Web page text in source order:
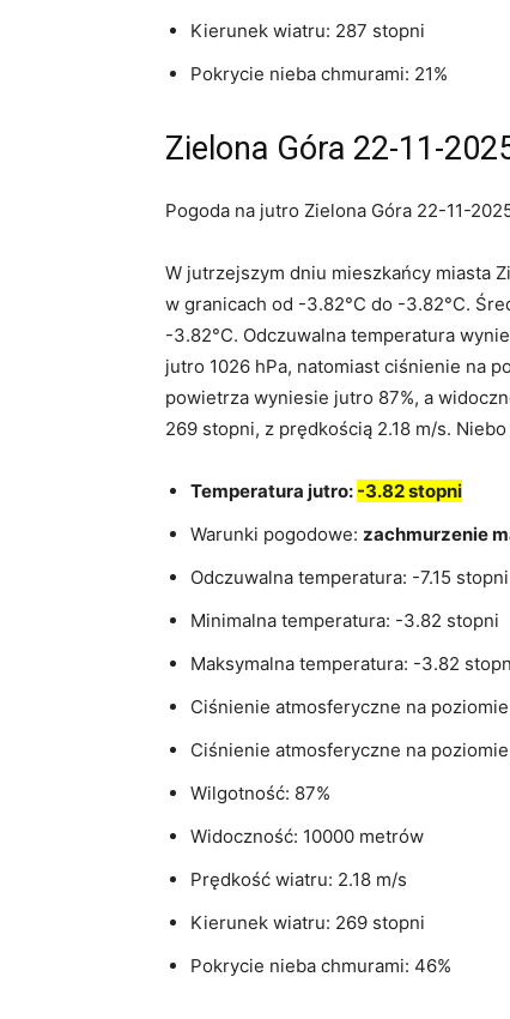
Kierunek wiatru: 287 stopni
Pokrycie nieba chmurami: 21%
Zielona Góra 22-11-
Pogoda na jutro Zielona Góra 22-11-
W jutrzejszym dniu mieszkańcy miasta
w granicach od -3.82°C do -3.82°C.
-3.82°C. Odczuwalna temperatura
jutro 1026 hPa, natomiast ciśnienie na
powietrza wyniesie jutro 87%, a
269 stopni, z prędkością 2.18 m/s.
Temperatura jutro: -3.82 stopni
Warunki pogodowe: zachmurzenie
Odczuwalna temperatura: -7.15 stopni
Minimalna temperatura: -3.82 stopni
Maksymalna temperatura: -3.82
Ciśnienie atmosferyczne na
Ciśnienie atmosferyczne na
Wilgotność: 87%
Widoczność: 10000 metrów
Prędkość wiatru: 2.18 m/s
Kierunek wiatru: 269 stopni
Pokrycie nieba chmurami: 46%